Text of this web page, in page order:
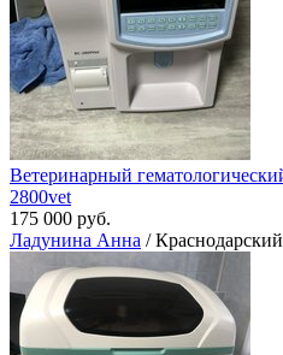
Ветеринарный
2800vet
175 000 руб.
Ладунина Анна /